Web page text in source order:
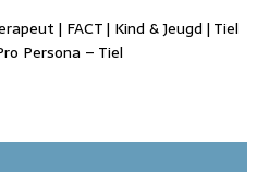
| FACT | Kind & Jeugd | Tiel
Persona – Tiel